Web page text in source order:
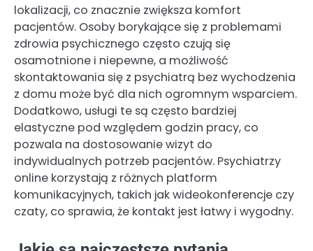
lokalizacji, co znacznie zwiększa komfort
pacjentów. Osoby borykające się z problemami
zdrowia psychicznego często czują się
osamotnione i niepewne, a możliwość
skontaktowania się z psychiatrą bez wychodzenia
z domu może być dla nich ogromnym wsparciem.
Dodatkowo, usługi te są często bardziej
elastyczne pod względem godzin pracy, co
pozwala na dostosowanie wizyt do
indywidualnych potrzeb pacjentów. Psychiatrzy
online korzystają z różnych platform
komunikacyjnych, takich jak wideokonferencje czy
czaty, co sprawia, że kontakt jest łatwy i wygodny.